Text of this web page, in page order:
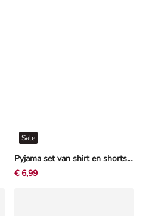
Pyjama set van shirt en shorts - Motief all-over - Beige
Sale
€ 6,99